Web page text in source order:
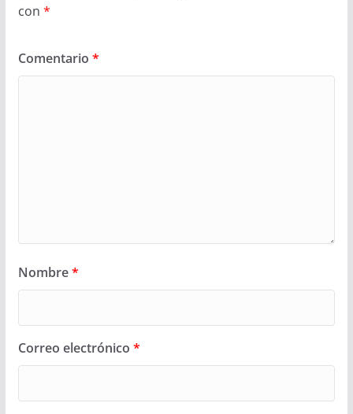
con *
Comentario *
Nombre*
Correo electrónico *